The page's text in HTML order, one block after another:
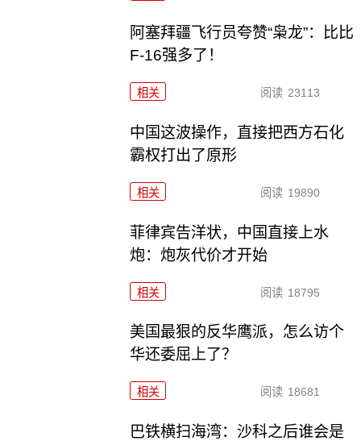
阿塞拜疆飞行员夸赞“枭龙”：比比
F-16强多了！
相关 阅读 23113
中国这波操作，直接把西方石化
霸权打出了原形
相关 阅读 19890
菲律宾告洋状，中国直接上水
炮：炮灰代价才开始
相关 阅读 18795
美国最狠的反华鹰派，怎么访个
华还委屈上了？
相关 阅读 18681
巴铁横扫海湾：沙科之后谁会是